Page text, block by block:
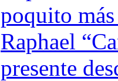
poquito
Raphael
presente